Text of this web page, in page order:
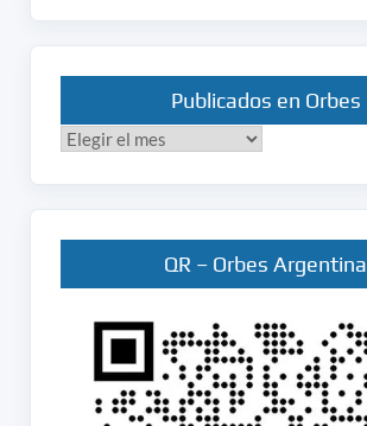
Publicados en Orbes
Publicados
QR – Orbes Argentina